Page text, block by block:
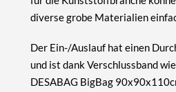
diverse grobe Materialien
Der Ein-/Auslauf hat einen
und ist dank Verschlussband
DESABAG BigBag